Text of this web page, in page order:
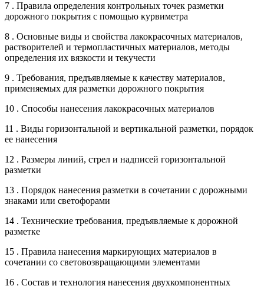
7 . Правила определения контрольных точек разметки
дорожного покрытия с помощью курвиметра
8 . Основные виды и свойства лакокрасочных материалов,
растворителей и термопластичных материалов, методы
определения их вязкости и текучести
9 . Требования, предъявляемые к качеству материалов,
применяемых для разметки дорожного покрытия
10 . Способы нанесения лакокрасочных материалов
11 . Виды горизонтальной и вертикальной разметки, порядок
ее нанесения
12 . Размеры линий, стрел и надписей горизонтальной
разметки
13 . Порядок нанесения разметки в сочетании с дорожными
знаками или светофорами
14 . Технические требования, предъявляемые к дорожной
разметке
15 . Правила нанесения маркирующих материалов в
сочетании со световозвращающими элементами
16 . Состав и технология нанесения двухкомпонентных